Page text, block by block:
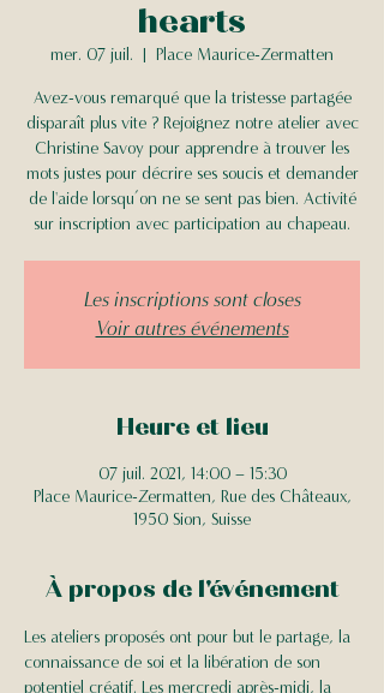
hearts
mer. 07 juil.
  |
Place Maurice-Zermatten
Avez-vous remarqué que la tristesse partagée
disparaît plus vite ? Rejoignez notre atelier avec
Christine Savoy pour apprendre à trouver les
mots justes pour décrire ses soucis et demander
de l'aide lorsqu’on ne se sent pas bien. Activité
sur inscription avec participation au chapeau.
Les inscriptions sont closes
Voir autres événements
Heure et lieu
07 juil. 2021, 14:00 – 15:30
Place Maurice-Zermatten, Rue des Châteaux,
1950 Sion, Suisse
À propos de l'événement
Les ateliers proposés ont pour but le partage, la
connaissance de soi et la libération de son
potentiel créatif. Les mercredi après-midi, la